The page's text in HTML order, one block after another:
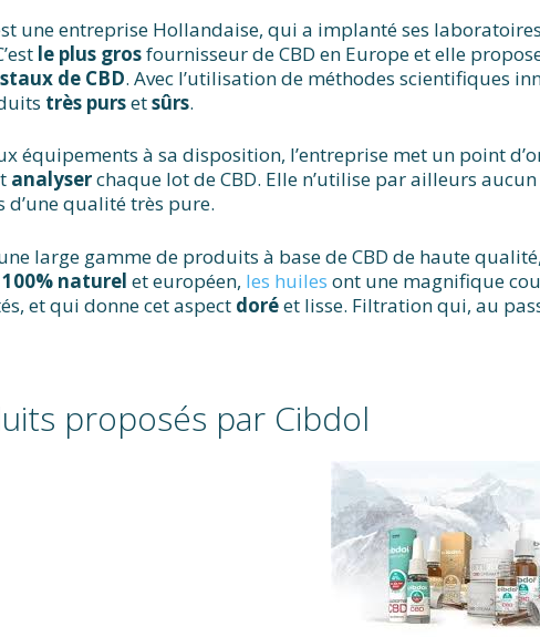
une entreprise Hollandaise, qui a implanté ses
le plus grosfournisseur de CBD en Europe et elle
de CBD. Avec l’utilisation de méthodes scientifiques
très pursetsûrs.
équipements à sa disposition, l’entreprise met un point
analyserchaque lot de CBD. Elle n’utilise par ailleurs
d’une qualité très pure.
large gamme de produits à base de CBD de haute
100% naturel et européen, les huiles ont une magnifique
et qui donne cet aspect doréet lisse. Filtration qui, au
proposés par Cibdol